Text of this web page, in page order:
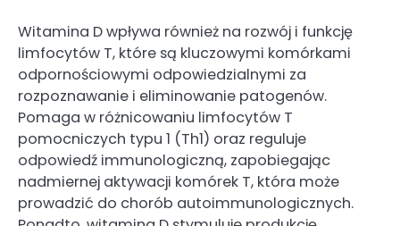
Witamina D wpływa również na rozwój i funkcję
limfocytów T, które są kluczowymi komórkami
odpornościowymi odpowiedzialnymi za
rozpoznawanie i eliminowanie patogenów.
Pomaga w różnicowaniu limfocytów T
pomocniczych typu 1 (Th1) oraz reguluje
odpowiedź immunologiczną, zapobiegając
nadmiernej aktywacji komórek T, która może
prowadzić do chorób autoimmunologicznych.